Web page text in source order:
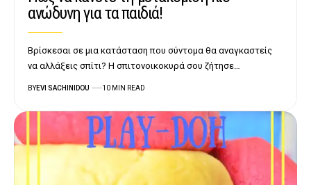
ανώδυνη για τα παιδιά!
Βρίσκεσαι σε μια κατάσταση που σύντομα θα αναγκαστείς
να αλλάξεις σπίτι? Η σπιτονοικοκυρά σου ζήτησε…
BYEVI SACHINIDOU 10 MIN READ